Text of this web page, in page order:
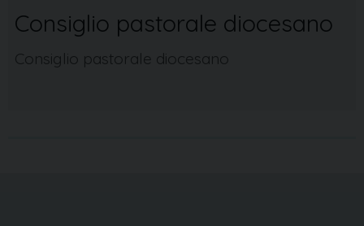
Consiglio pastorale diocesano
Consiglio pastorale diocesano